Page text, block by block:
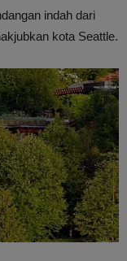
indah dari
kota Seattle.